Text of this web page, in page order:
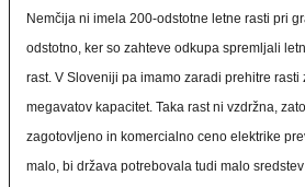
Nemčija ni imela 200-odstotne letne rasti pri
odstotno, ker so zahteve odkupa spremljali
rast. V Sloveniji pa imamo zaradi prehitre
megavatov kapacitet. Taka rast ni vzdržna,
zagotovljeno in komercialno ceno elektrike
malo, bi država potrebovala tudi malo